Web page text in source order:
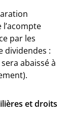
par les
dividendes :
abaissé à
et droits